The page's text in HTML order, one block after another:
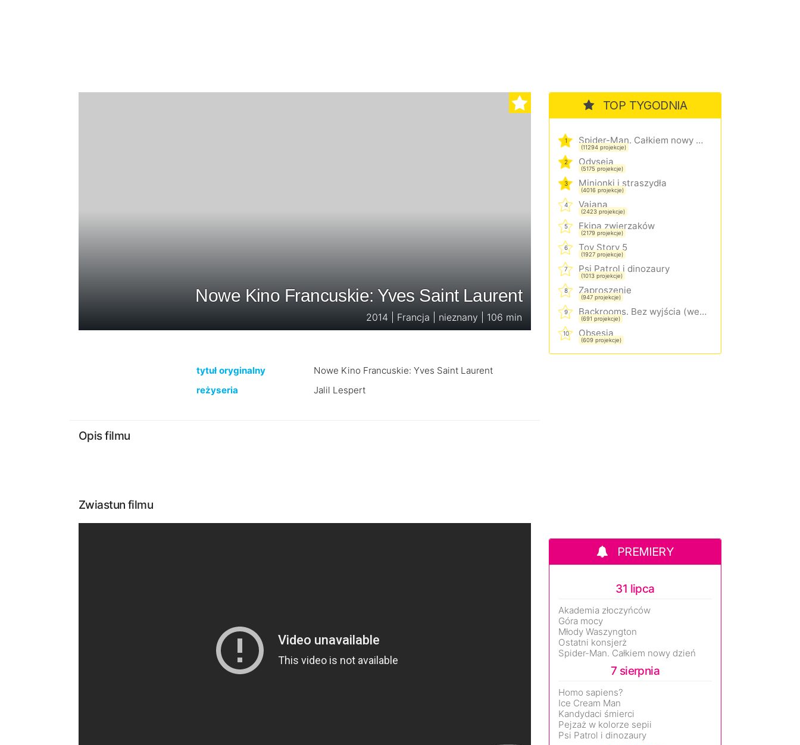
Nowe Kino Francuskie: Yves Saint Laurent
2014 | Francja | nieznany | 106 min
tytuł oryginalny
Nowe Kino Francuskie: Yves Saint Laurent
reżyseria
Jalil Lespert
Opis filmu
Zwiastun filmu
TOP TYGODNIA
1 Spider-Man. Całkiem nowy dzień
(11294 projekcje)
2 Odyseja
(5175 projekcje)
3 Minionki i straszydła
(4016 projekcje)
4 Vaiana
(2423 projekcje)
5 Ekipa zwierzaków
(2179 projekcje)
6 Toy Story 5
(1927 projekcje)
7 Psi Patrol i dinozaury
(1013 projekcje)
8 Zaproszenie
(947 projekcje)
9 Backrooms. Bez wyjścia (wersja rozszerzona)
(691 projekcje)
10 Obsesja
(609 projekcje)
PREMIERY
31 lipca
Akademia złoczyńców
Góra mocy
Młody Waszyngton
Ostatni konsjerż
Spider-Man. Całkiem nowy dzień
7 sierpnia
Homo sapiens?
Ice Cream Man
Kandydaci śmierci
Pejzaż w kolorze sepii
Psi Patrol i dinozaury